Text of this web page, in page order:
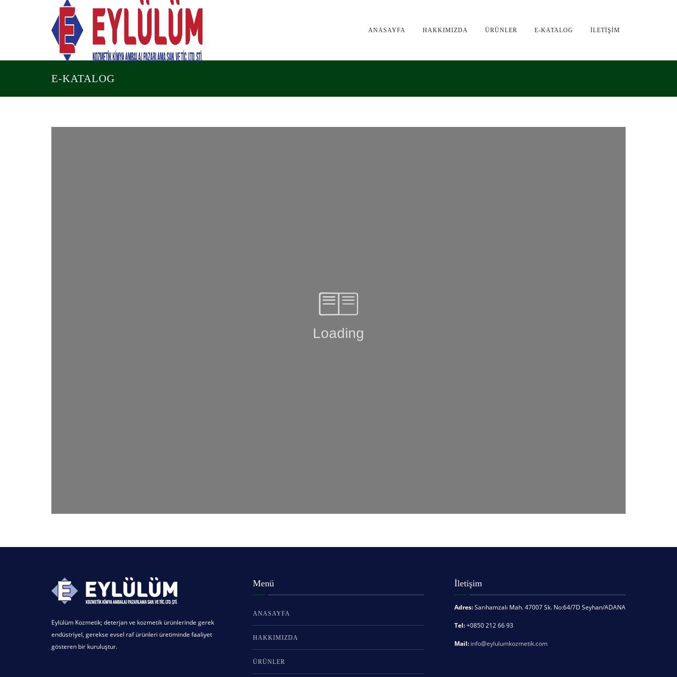
ANASAYFA HAKKIMIZDA ÜRÜNLER E-KATALOG İLETİŞİM
E-KATALOG
Eylülüm Kozmetik; deterjan ve kozmetik ürünlerinde gerek
endüstriyel, gerekse evsel raf ürünleri üretiminde faaliyet
gösteren bir kuruluştur.
Menü
ANASAYFA
HAKKIMIZDA
ÜRÜNLER
İletişim
Adres:Sarıhamzalı Mah. 47007 Sk. No:64/7D Seyhan/ADANA
Tel:+0850 212 66 93
Mail: info@eylulumkozmetik.com